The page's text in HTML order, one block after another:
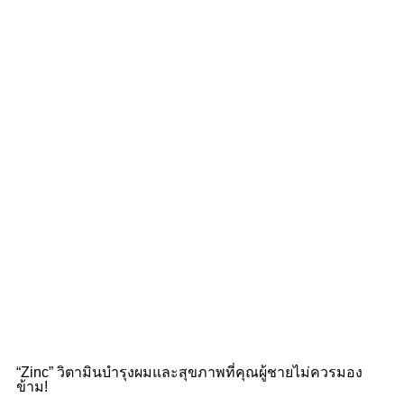
“Zinc” วิตามินบำรุงผมและสุขภาพที่คุณผู้ชายไม่ควรมอง
ข้าม!